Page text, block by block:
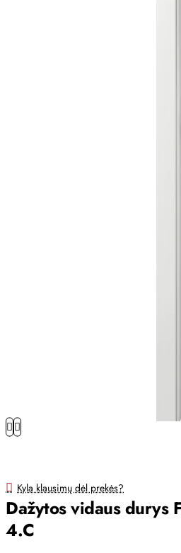
Kyla klausimų dėl prekės?
Dažytos vidaus durys
4.C